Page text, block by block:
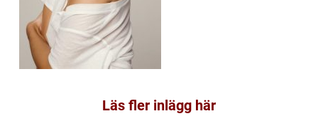
Läs fler inlägg här